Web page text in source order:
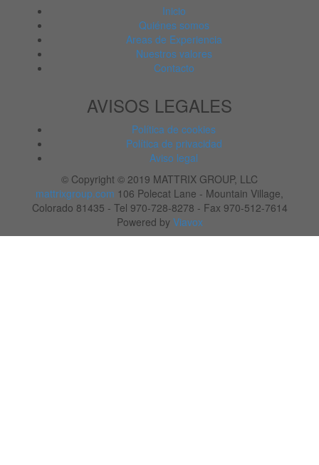
Inicio
Quiénes somos
Areas de Experiencia
Nuestros valores
Contacto
AVISOS LEGALES
Política de cookies
Política de privacidad
Aviso legal
© Copyright © 2019 MATTRIX GROUP, LLC
mattrixgroup.com 106 Polecat Lane - Mountain Village,
Colorado 81435 - Tel 970-728-8278 - Fax 970-512-7614
Powered by Viavox